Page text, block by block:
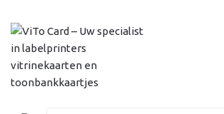
navigation
content